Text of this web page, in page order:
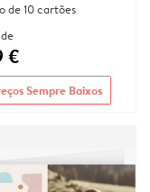
de 10 cartões
€
Sempre Baixos